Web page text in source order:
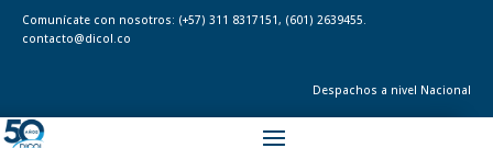
Comunícate con nosotros: (+57) 311 8317151, (601) 2639455.
contacto@dicol.co
Despachos a nivel Nacional